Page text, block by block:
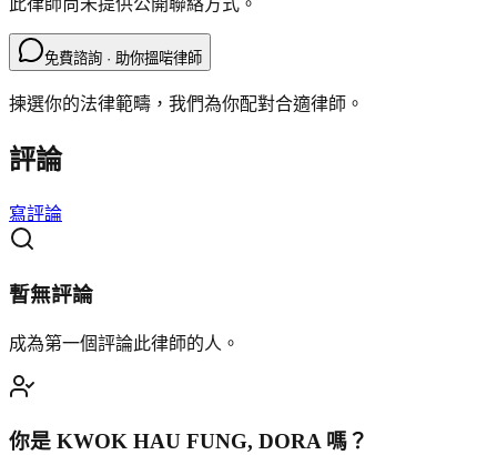
此律師尚未提供公開聯絡方式。
免費諮詢 · 助你搵啱律師
揀選你的法律範疇，我們為你配對合適律師。
評論
寫評論
暫無評論
成為第一個評論此律師的人。
你是 KWOK HAU FUNG, DORA嗎？